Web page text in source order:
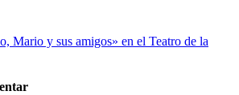
Mario y sus amigos» en el Teatro de la